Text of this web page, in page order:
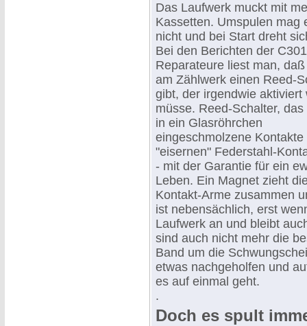
Das Laufwerk muckt mit
Kassetten. Umspulen mag
nicht und bei Start dreht
Bei den Berichten der C301
Reparateure liest man,
am Zählwerk einen Reed-
gibt, der irgendwie aktiviert
müsse. Reed-Schalter,
in ein Glasröhrchen
eingeschmolzene Kontakte
"eisernen" Federstahl-
- mit der Garantie für ein
Leben. Ein Magnet zieht
Kontakt-Arme zusammen
ist nebensächlich, erst
Laufwerk an und bleibt
sind auch nicht mehr die
Band um die
etwas nachgeholfen und
es auf einmal geht.
.
Doch es spult